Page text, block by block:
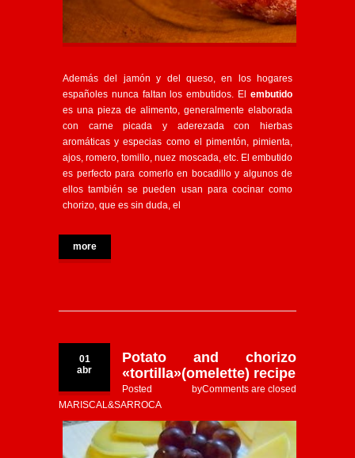
Además del jamón y del queso, en los hogares
españoles nunca faltan los embutidos. El embutido
es una pieza de alimento, generalmente elaborada
con carne picada y aderezada con hierbas
aromáticas y especias como el pimentón, pimienta,
ajos, romero, tomillo, nuez moscada, etc. El embutido
es perfecto para comerlo en bocadillo y algunos de
ellos también se pueden usan para cocinar como
chorizo, que es sin duda, el
more
01
abr
Potato and chorizo
«tortilla»(omelette) recipe
Comments are closed
Posted by
MARISCAL&SARROCA